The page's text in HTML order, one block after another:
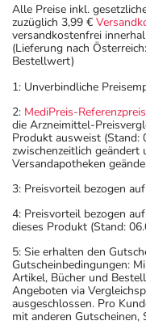
Alle Preise inkl.
zuzüglich 3,99 €
versandkostenfrei
(Lieferung nach
Bestellwert)
1: Unverbindliche
2: MediPreis-
die Arzneimittel-
Produkt ausweist (Stand:
zwischenzeitlich
Versandapotheken
3: Preisvorteil bezogen
4: Preisvorteil bezogen
dieses Produkt (Stand:
5: Sie erhalten den
Gutscheinbedingungen:
Artikel, Bücher und
Angeboten via
ausgeschlossen. Pro
mit anderen